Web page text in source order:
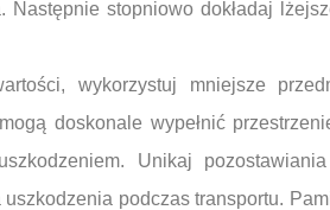
stopniowo dokładaj
wykorzystuj mniejsze
doskonale wypełnić
Unikaj
podczas transportu.